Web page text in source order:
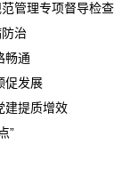
管理专项督导检查
治
畅通
促发展
建提质增效
”